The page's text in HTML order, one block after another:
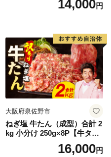
14,000円
大阪府泉佐野市
ねぎ塩 牛たん（成型）合計 2
kg 小分け 250g×8P【牛タン
牛肉 焼肉用 薄切り 訳あり サ
16,000円